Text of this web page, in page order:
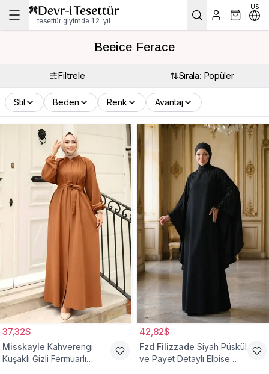
tesettür giyimde 12. yıl
US
Beeice Ferace
Filtrele Sırala: Popüler
Stil Beden Renk Avantaj
37,32$
Misskayle Kahverengi
Kuşaklı Gizli Fermuarlı
42,82$
Fzd Filizzade Siyah Püskül
ve Payet Detaylı Elbise